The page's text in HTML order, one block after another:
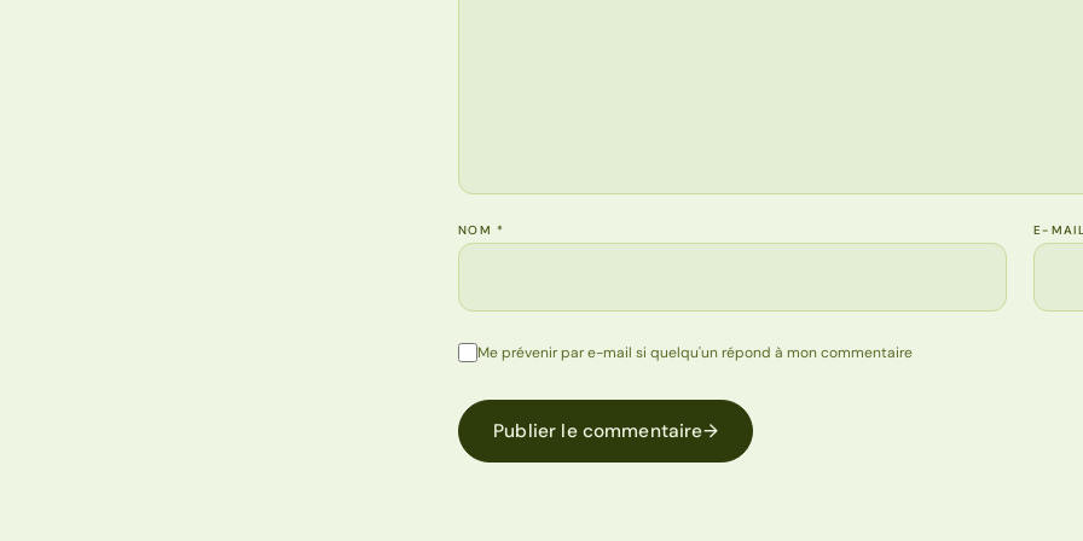
NOM* E-
Me prévenir par e-mail si quelqu'un répond à mon commentaire
Publier le commentaire→